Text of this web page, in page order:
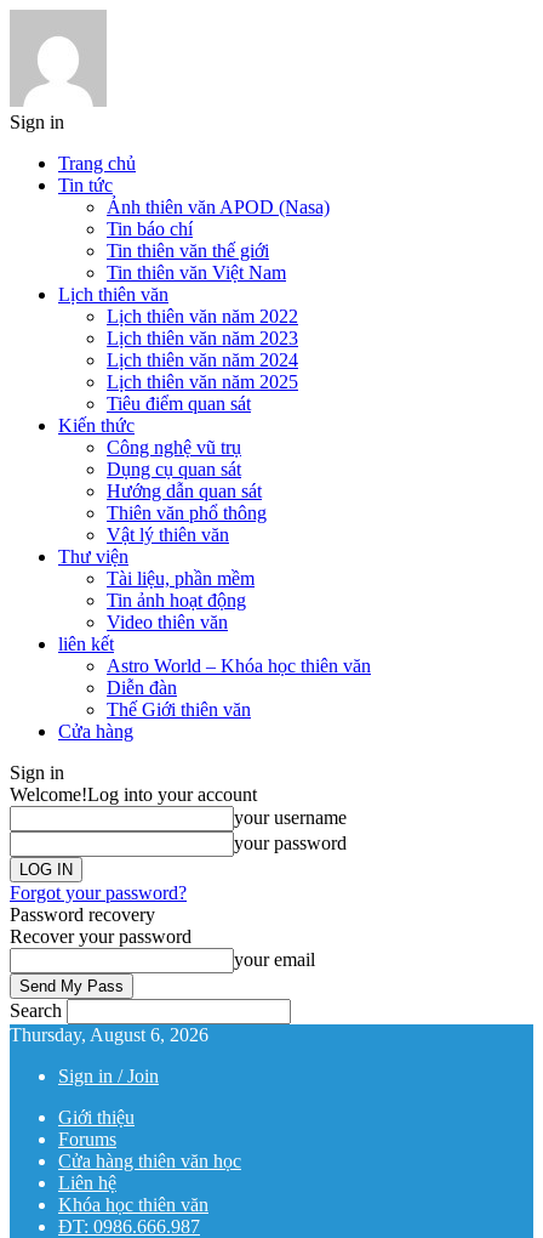
Sign in
Trang chủ
Tin tức
Ảnh thiên văn APOD (Nasa)
Tin báo chí
Tin thiên văn thế giới
Tin thiên văn Việt Nam
Lịch thiên văn
Lịch thiên văn năm 2022
Lịch thiên văn năm 2023
Lịch thiên văn năm 2024
Lịch thiên văn năm 2025
Tiêu điểm quan sát
Kiến thức
Công nghệ vũ trụ
Dụng cụ quan sát
Hướng dẫn quan sát
Thiên văn phổ thông
Vật lý thiên văn
Thư viện
Tài liệu, phần mềm
Tin ảnh hoạt động
Video thiên văn
liên kết
Astro World – Khóa học thiên văn
Diễn đàn
Thế Giới thiên văn
Cửa hàng
Sign in
Welcome!Log into your account
your username
your password
Forgot your password?
Password recovery
Recover your password
your email
Search
Thursday, August 6, 2026
Sign in / Join
Giới thiệu
Forums
Cửa hàng thiên văn học
Liên hệ
Khóa học thiên văn
ĐT: 0986.666.987